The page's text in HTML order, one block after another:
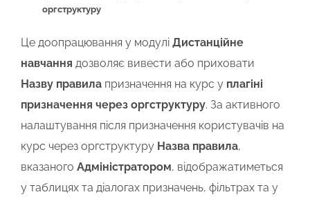
оргструктуру
Це доопрацювання у модулі Дистанційне
навчання дозволяє вивести або приховати
Назву правила призначення на курс у плагіні
призначення через оргструктуру. За активного
налаштування після призначення користувачів на
курс через оргструктуру Назва правила,
вказаного Адміністратором, відображатиметься
у таблицях та діалогах призначень, фільтрах та у